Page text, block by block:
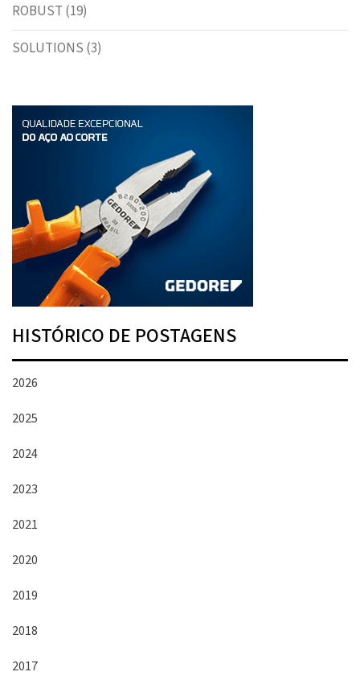
ROBUST (19)
SOLUTIONS (3)
HISTÓRICO DE POSTAGENS
2026
2025
2024
2023
2021
2020
2019
2018
2017